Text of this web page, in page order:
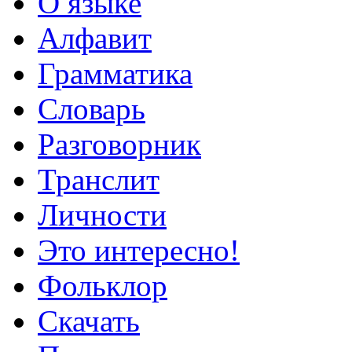
Алфавит
Грамматика
Словарь
Разговорник
Транслит
Личности
Это интересно!
Фольклор
Скачать